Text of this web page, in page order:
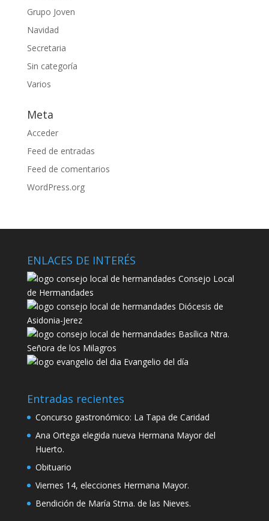
Grupo Joven
Navidad
Secretaria
Sin categoría
Varios
Meta
Acceder
Feed de entradas
Feed de comentarios
WordPress.org
ENLACES DE INTERÉS
Consejo Local
de Hermandades
Diócesis de
Asidonia-Jerez
Basílica Ntra.
Señora de los Milagros
Evangelio del día
Entradas recientes
Concurso gastronómico: La Tapa de Caridad
Ana Ortega elegida nueva Hermana Mayor del
Huerto.
Obituario
Viernes 14, elecciones Hermana Mayor.
Bendición de María Stma. de las Nieves.